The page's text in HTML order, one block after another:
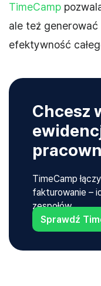
TimeCamp
ale też
efektywność
Chcesz
TimeCamp
fakturowanie –
zespołów.
Sprawdź